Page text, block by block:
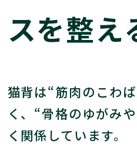
スを整え
猫背は“筋肉のこわ
く、“骨格のゆがみ
く関係しています。